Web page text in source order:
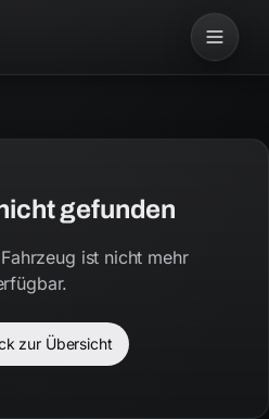
gefunden
ist nicht mehr
zur Übersicht